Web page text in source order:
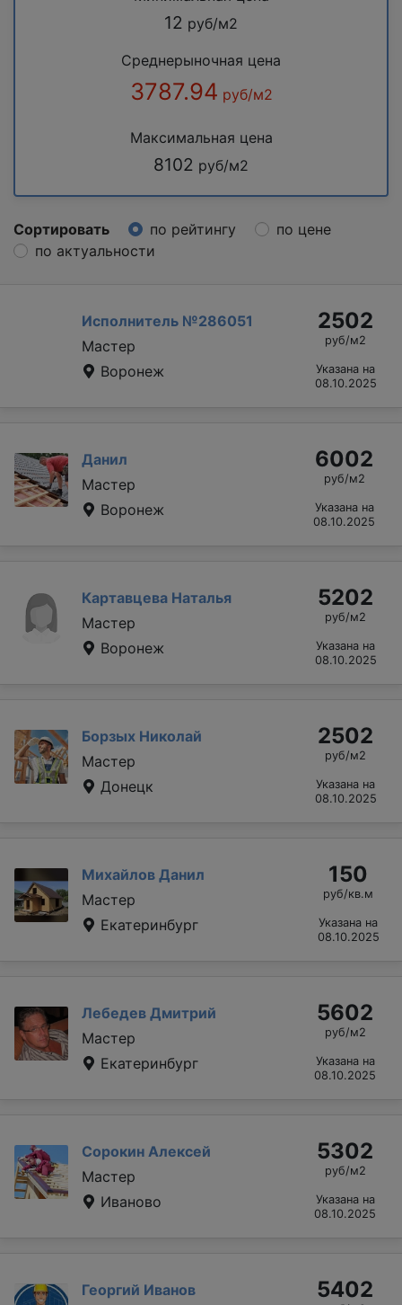
12 руб/м2
Среднерыночная цена
3787.94 руб/м2
Максимальная цена
8102 руб/м2
Сортировать по рейтингу
по цене
по актуальности
Исполнитель №286051
Мастер
Воронеж
2502
руб/м2
Указана на
08.10.2025
Данил
Мастер
Воронеж
6002
руб/м2
Указана на
08.10.2025
Картавцева Наталья
Мастер
Воронеж
5202
руб/м2
Указана на
08.10.2025
Борзых Николай
Мастер
Донецк
2502
руб/м2
Указана на
08.10.2025
Михайлов Данил
Мастер
Екатеринбург
150
руб/кв.м
Указана на
08.10.2025
Лебедев Дмитрий
Мастер
Екатеринбург
5602
руб/м2
Указана на
08.10.2025
Сорокин Алексей
Мастер
Иваново
5302
руб/м2
Указана на
08.10.2025
Георгий Иванов
5402